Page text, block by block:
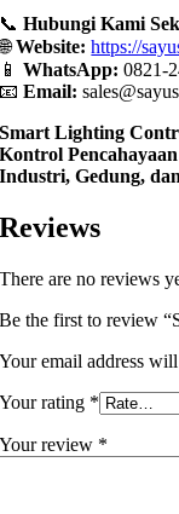
📞Hubungi Kami
🌐Website: https://
📱WhatsApp: 0821-
📧Email: sales
Smart Lighting
Kontrol
Industri, Gedung,
Reviews
There are no reviews
Be the first to review
Your email address
Your rating *
Your review *